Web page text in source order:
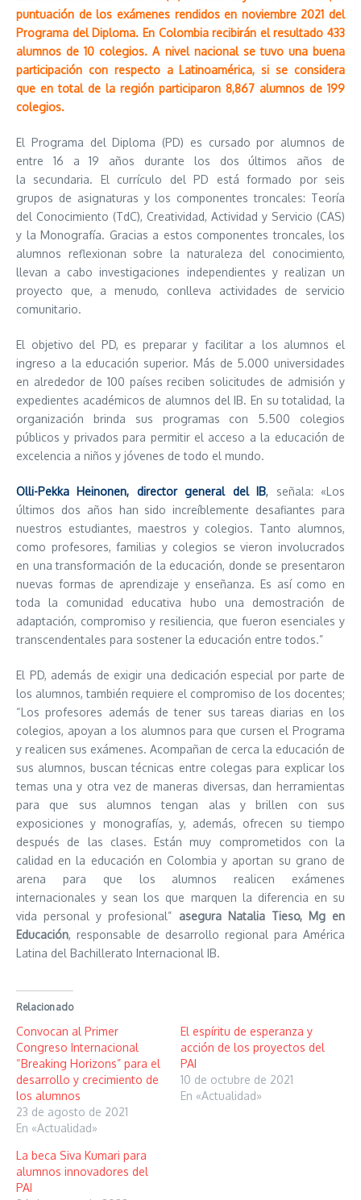
puntuación de los exámenes rendidos en noviembre 2021 del
Programa del Diploma. En Colombia recibirán el resultado 433
alumnos de 10 colegios. A nivel nacional se tuvo una buena
participación con respecto a Latinoamérica, si se considera
que en total de la región participaron 8,867 alumnos de 199
colegios.
El Programa del Diploma (PD) es cursado por alumnos de
entre 16 a 19 años durante los dos últimos años de
la secundaria. El currículo del PD está formado por seis
grupos de asignaturas y los componentes troncales: Teoría
del Conocimiento (TdC), Creatividad, Actividad y Servicio (CAS)
y la Monografía. Gracias a estos componentes troncales, los
alumnos reflexionan sobre la naturaleza del conocimiento,
llevan a cabo investigaciones independientes y realizan un
proyecto que, a menudo, conlleva actividades de servicio
comunitario.
El objetivo del PD, es preparar y facilitar a los alumnos el
ingreso a la educación superior. Más de 5.000 universidades
en alrededor de 100 países reciben solicitudes de admisión y
expedientes académicos de alumnos del IB. En su totalidad, la
organización brinda sus programas con 5.500 colegios
públicos y privados para permitir el acceso a la educación de
excelencia a niños y jóvenes de todo el mundo.
Olli-Pekka Heinonen, director general del IB, señala: «Los
últimos dos años han sido increíblemente desafiantes para
nuestros estudiantes, maestros y colegios. Tanto alumnos,
como profesores, familias y colegios se vieron involucrados
en una transformación de la educación, donde se presentaron
nuevas formas de aprendizaje y enseñanza. Es así como en
toda la comunidad educativa hubo una demostración de
adaptación, compromiso y resiliencia, que fueron esenciales y
transcendentales para sostener la educación entre todos.”
El PD, además de exigir una dedicación especial por parte de
los alumnos, también requiere el compromiso de los docentes;
“Los profesores además de tener sus tareas diarias en los
colegios, apoyan a los alumnos para que cursen el Programa
y realicen sus exámenes. Acompañan de cerca la educación de
sus alumnos, buscan técnicas entre colegas para explicar los
temas una y otra vez de maneras diversas, dan herramientas
para que sus alumnos tengan alas y brillen con sus
exposiciones y monografías, y, además, ofrecen su tiempo
después de las clases. Están muy comprometidos con la
calidad en la educación en Colombia y aportan su grano de
arena para que los alumnos realicen exámenes
internacionales y sean los que marquen la diferencia en su
vida personal y profesional” asegura Natalia Tieso, Mg en
Educación, responsable de desarrollo regional para América
Latina del Bachillerato Internacional IB.
Relacionado
Convocan al Primer
Congreso Internacional
“Breaking Horizons” para el
desarrollo y crecimiento de
los alumnos
23 de agosto de 2021
En «Actualidad»
El espíritu de esperanza y
acción de los proyectos del
PAI
10 de octubre de 2021
En «Actualidad»
La beca Siva Kumari para
alumnos innovadores del
PAI